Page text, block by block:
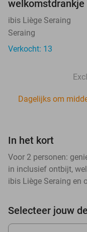
ibis Liège Seraing
Seraing
Verkocht: 13
Dagelijks om
In het kort
Voor 2 personen:
in inclusief ontbijt,
ibis Liège Seraing en
Selecteer jouw